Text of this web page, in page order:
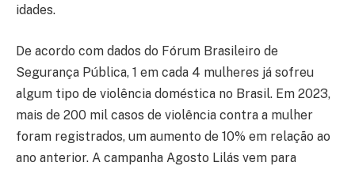
idades.
De acordo com dados do Fórum Brasileiro de
Segurança Pública, 1 em cada 4 mulheres já sofreu
algum tipo de violência doméstica no Brasil. Em 2023,
mais de 200 mil casos de violência contra a mulher
foram registrados, um aumento de 10% em relação ao
ano anterior. A campanha Agosto Lilás vem para